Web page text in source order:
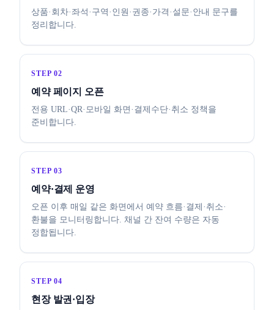
상품·회차·좌석·구역·인원·권종·가격·설문·안내 문구를
정리합니다.
STEP 02
예약 페이지 오픈
전용 URL·QR·모바일 화면·결제수단·취소 정책을
준비합니다.
STEP 03
예약·결제 운영
오픈 이후 매일 같은 화면에서 예약 흐름·결제·취소·
환불을 모니터링합니다. 채널 간 잔여 수량은 자동
정합됩니다.
STEP 04
현장 발권·입장